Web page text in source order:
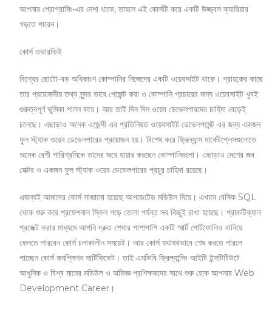
আপনার প্রোগ্রামিং-এর নেশা থাকে, তাহলে এই কোর্সটি করে একটি উজ্জ্বল ক্যারিয়ার
গড়তে পারেন।
কোর্স ওভারভিউ
বিশ্বের ছোটো-বড় অধিকাংশ কোম্পানির নিজেদের একটি ওয়েবসাইট থাকে। গ্রাহকের কাছে
তার প্রয়োজনীয় তথ্য সুন্দর ভাবে পেজেন্ট করা ও কোম্পানি প্রচারের জন্য ওয়েবসাইট খুবই
গুরুত্বপূর্ণ ভুমিকা পালন করে। আর তাই দিন দিন ওয়েব ডেভেলপারদের চাহিদা বেড়েই
চলেছে। এছাড়াও অনেক এজেন্সী এর প্রতিনিয়ত ওয়েবসাইট ডেভেলপমেন্ট এর জন্য একজন
ফুল স্ট্যাক ওয়েব ডেভেলপারের প্রয়োজন হয়। বিশেষ করে ফ্রিল্যান্স মার্কেটপ্লেসগুলোতে
অনেক বেশী পারিশ্রমিকে তাদের জবে হায়ার করছেন কোম্পানিগুলো। এছাড়াও দেশের জব
সেক্টর ও একজন ফুল স্ট্যাক ওয়েব ডেভেলপারের প্রচুর চাহিদা রয়েছে।
এজন্যই আমাদের কোর্স সাজানো হয়েছে আপডেটেড মডিউল দিয়ে। এখানে বেসিক SQL
থেকে শুরু করে প্রফেশনাল স্কিল গড়ে তোলা পর্যন্ত সব কিছুই রাখা হয়েছে। প্রাকটিক্যাল
প্রজেক্ট করার মাধ্যমে আপনি দ্রুত শেখার পাশাপাশি একটি স্মার্ট পোর্টফোলিও বানিয়ে
ফেলতে পারবেন কোর্স চলাকালীন সময়েই। আর কোর্স যথাযথভাবে শেষ করতে পারলে
পাচ্ছেন কোর্স কমপ্লিশন সার্টিফিকেট। তাই এমডিবি ফ্রিল্যান্সিং আইটি ইন্সটিটিউটে
আধুনিক ও বিশ্ব মানের মডিউল ও অভিজ্ঞ প্রশিক্ষকদের সাথে শুরু হোক আপনার Web
Development Career।